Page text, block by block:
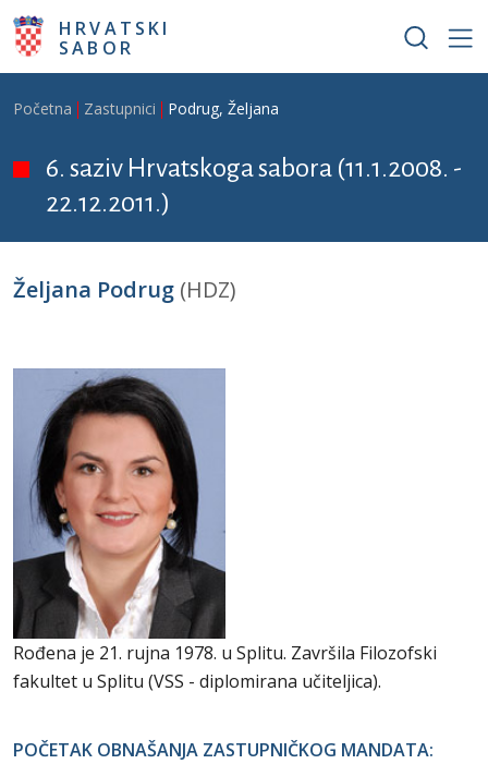
Skoči na glavni sadržaj
HRVATSKI
SABOR
Breadcrumb
Početna Zastupnici Podrug, Željana
6. saziv Hrvatskoga sabora (11.1.2008. -
22.12.2011.)
Željana Podrug (HDZ)
Rođena je 21. rujna 1978. u Splitu. Završila Filozofski
fakultet u Splitu (VSS - diplomirana učiteljica).
POČETAK OBNAŠANJA ZASTUPNIČKOG MANDATA: